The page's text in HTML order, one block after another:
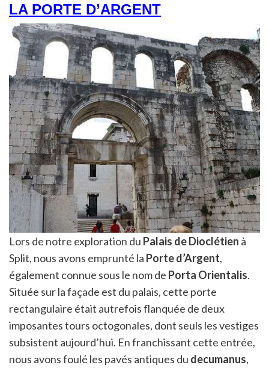
LA PORTE D’ARGENT
Lors de notre exploration du Palais de Dioclétien à
Split, nous avons emprunté la Porte d’Argent,
également connue sous le nom de Porta Orientalis.
Située sur la façade est du palais, cette porte
rectangulaire était autrefois flanquée de deux
imposantes tours octogonales, dont seuls les vestiges
subsistent aujourd’hui. En franchissant cette entrée,
nous avons foulé les pavés antiques du decumanus,